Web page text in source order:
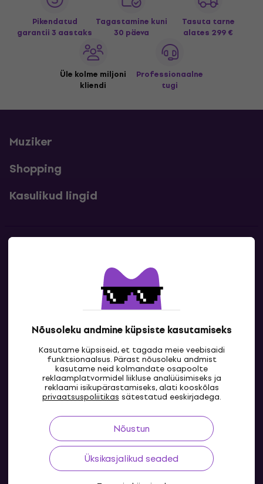
Nõusoleku andmine küpsiste kasutamiseks
Kasutame küpsiseid, et tagada meie veebisaidi
funktsionaalsus. Pärast nõusoleku andmist
kasutame neid kolmandate osapoolte
reklaamplatvormidel liikluse analüüsimiseks ja
reklaami isikupärastamiseks, alati kooskõlas
privaatsuspoliitikas sätestatud eeskirjadega.
Nõustun
Üksikasjalikud seaded
Pikendatud
garantii 3 aastaks
Tagastamine kuni
30 päeva
Tasuta tarne
alates 299 €
Üle kolme miljoni
kliendi
Professionaalne
tugi
Muziker
Shopping
Kasulikud lingid
Kontaktandmed
EE